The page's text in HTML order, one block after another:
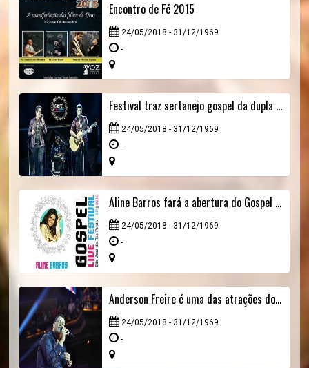
Encontro de Fé 2015
24/05/2018 - 31/12/1969
-
Festival traz sertanejo gospel da dupla André e Felipe
24/05/2018 - 31/12/1969
-
Aline Barros fará a abertura do Gospel Live Festival
24/05/2018 - 31/12/1969
-
Anderson Freire é uma das atrações do segundo dia do Gospel Live Festival
24/05/2018 - 31/12/1969
-